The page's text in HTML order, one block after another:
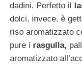
dadini. Perfetto il
dolci, invece, è
riso aromatizzato
pure i rasgulla,
aromatizzato